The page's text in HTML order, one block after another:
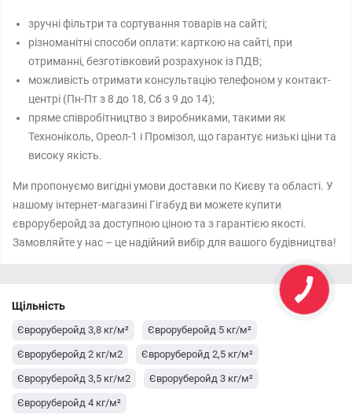
зручні фільтри та сортування товарів на сайті;
різноманітні способи оплати: карткою на сайті, при
отриманні, безготівковий розрахунок із ПДВ;
можливість отримати консультацію телефоном у контакт-
центрі (Пн-Пт з 8 до 18, Сб з 9 до 14);
пряме співробітництво з виробниками, такими як
Техноніколь, Ореол-1 і Промізол, що гарантує низькі ціни та
високу якість.
Ми пропонуємо вигідні умови доставки по Києву та області. У
нашому інтернет-магазині Гігабуд ви можете купити
євроруберойд за доступною ціною та з гарантією якості.
Замовляйте у нас – це надійний вибір для вашого будівництва!
Щільність
Євроруберойд 3,8 кг/м² Євроруберойд 5 кг/м²
Євроруберойд 2 кг/м2 Євроруберойд 2,5 кг/м²
Євроруберойд 3,5 кг/м2 Євроруберойд 3 кг/м²
Євроруберойд 4 кг/м²